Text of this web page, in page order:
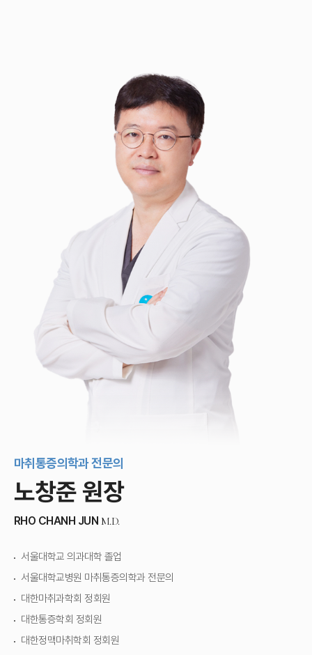
마취통증의학과 전문의
노창준 원장
RHO CHANH JUN M.D.
서울대학교 의과대학 졸업
서울대학교병원 마취통증의학과 전문의
대한마취과학회 정회원
대한통증학회 정회원
대한정맥마취학회 정회원